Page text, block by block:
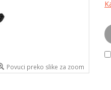
Povuci preko slike za zoom